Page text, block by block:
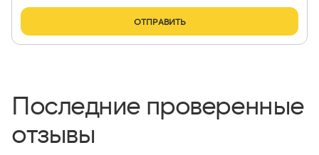
ОТПРАВИТЬ
Последние проверенные
отзывы